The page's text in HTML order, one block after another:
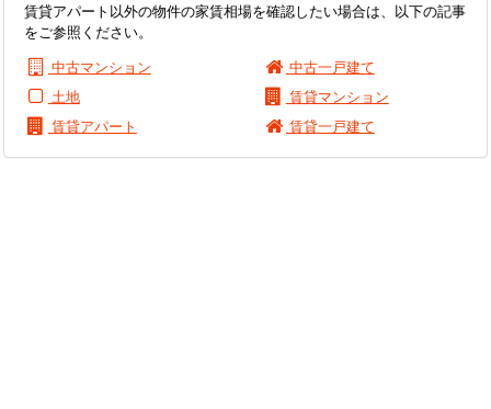
賃貸アパート以外の物件の家賃相場を確認したい場合は、以下の記事
をご参照ください。
中古マンション
中古一戸建て
土地
賃貸マンション
賃貸アパート
賃貸一戸建て